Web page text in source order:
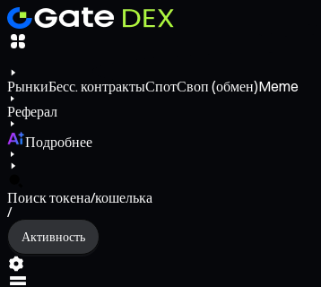
РынкиБесс. контрактыСпотСвоп (обмен)Meme
Реферал
Подробнее
Поиск токена/кошелька
/
Активность